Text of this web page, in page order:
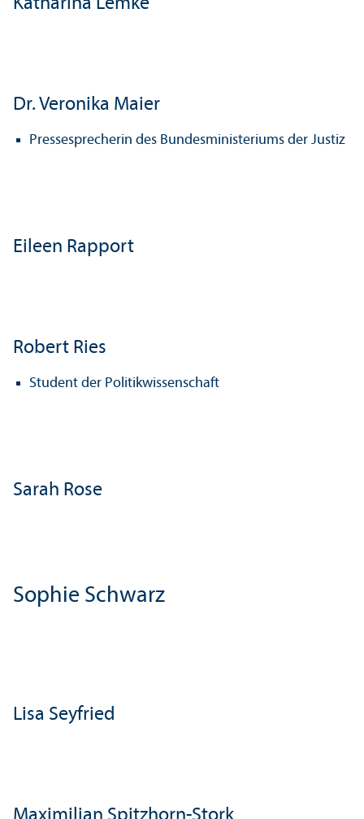
Katharina Lemke
Dr. Veronika Maier
Pressesprecherin des Bundes­ministeriums der Justiz
Eileen Rapport
Robert Ries
Student der Politik­wissenschaft
Sarah Rose
Sophie Schwarz
Lisa Seyfried